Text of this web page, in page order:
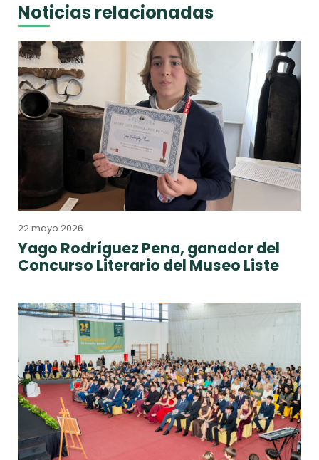
Noticias relacionadas
22 mayo 2026
Yago Rodríguez Pena, ganador del
Concurso Literario del Museo Liste